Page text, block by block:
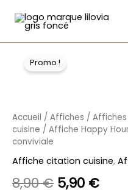
contenu
Promo !
Accueil / Affiches /
cuisine / Affiche Happy
conviviale
Affiche citation cuisine,
8,90€
prix
était :
8,90 €.
5,90 €
est :
Affiche
télécharger
–
Déco
murale
Hour
télécharger
Déco